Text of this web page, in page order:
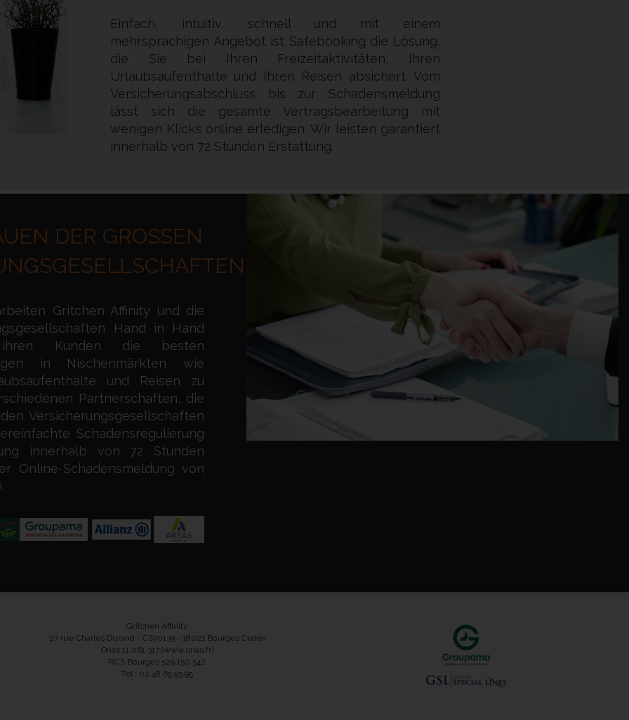
Einfach, intuitiv, schnell und mit einem
mehrsprachigen Angebot ist Safebooking die Lösung,
die Sie bei Ihren Freizeitaktivitäten, Ihren
Urlaubsaufenthalte und Ihren Reisen absichert. Vom
Versicherungsabschluss bis zur Schadensmeldung
lässt sich die gesamte Vertragsbearbeitung mit
wenigen Klicks online erledigen. Wir leisten garantiert
innerhalb von 72 Stunden Erstattung.
DER GROSSEN
Gritchen Affinity und die
Hand in Hand
Kunden die besten
in Nischenmärkten wie
und Reisen zu
Partnerschaften, die
Versicherungsgesellschaften
Schadensregulierung
innerhalb von 72 Stunden
Online-Schadensmeldung von
Gritchen Affinity
27 rue Charles Durand - CS70139 - 18021 Bourges Cedex
Orias 11 061 317 (www.orias.fr)
RCS Bourges 529 150 542
Tel : 02 48 65 93 95